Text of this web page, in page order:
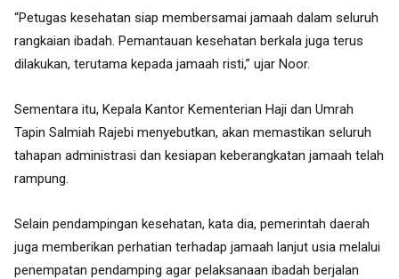
“Petugas kesehatan siap membersamai jamaah dalam seluruh
rangkaian ibadah. Pemantauan kesehatan berkala juga terus
dilakukan, terutama kepada jamaah risti,” ujar Noor.
Sementara itu, Kepala Kantor Kementerian Haji dan Umrah
Tapin Salmiah Rajebi menyebutkan, akan memastikan seluruh
tahapan administrasi dan kesiapan keberangkatan jamaah telah
rampung.
Selain pendampingan kesehatan, kata dia, pemerintah daerah
juga memberikan perhatian terhadap jamaah lanjut usia melalui
penempatan pendamping agar pelaksanaan ibadah berjalan